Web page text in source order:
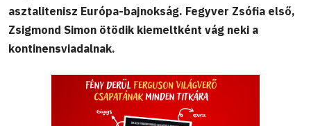
asztalitenisz Európa-bajnokság. Fegyver Zsófia első,
Zsigmond Simon ötödik kiemeltként vág neki a
kontinensviadalnak.